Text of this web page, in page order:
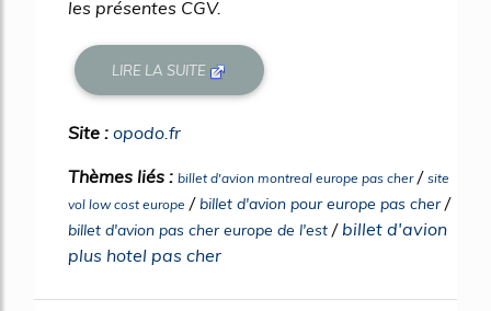
les présentes CGV.
LIRE LA SUITE
Site : opodo.fr
Thèmes liés : billet d'avion montreal europe pas cher/ site
vol low cost europe /billet d'avion pour europe pas cher/
billet d'avion pas cher europe de l'est / billet d'avion
plus hotel pas cher